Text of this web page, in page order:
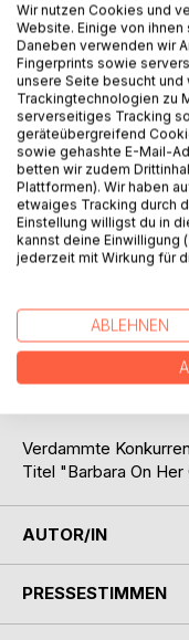
BESCHREIBUNG
Der englische
Journalist und
gehört zu den
Insgesamt stammen
Kriminalromane die
1960er- und 1970er
regelrechten Wallace
Wallace starb im
Verdammte
Titel "Barbara On Her
AUTOR/IN
PRESSESTIMMEN
Wir nutzen Cookies und
Website. Einige von
Daneben verwenden wir
Fingerprints sowie
unsere Seite besucht
Trackingtechnologien zu
serverseitiges Tracking
geräteübergreifend
sowie gehashte E-Mail-
betten wir zudem
Plattformen). Wir haben
etwaiges Tracking durch
Einstellung willigst du in
kannst deine Einwilligung
jederzeit mit Wirkung für
ABLEHNEN